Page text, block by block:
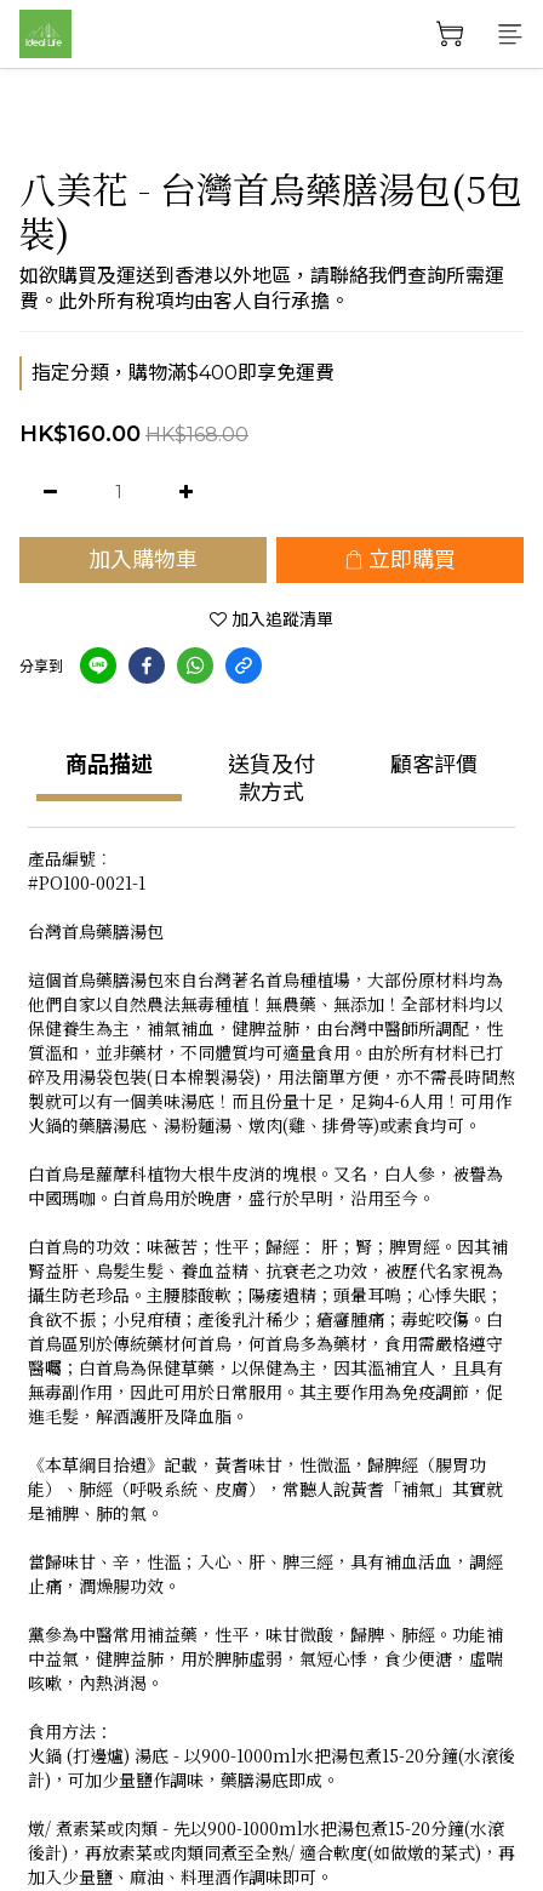
八美花 - 台灣首烏藥膳湯包(5包
裝)
如欲購買及運送到香港以外地區，請聯絡我們查詢所需運
費。此外所有稅項均由客人自行承擔。
指定分類，購物滿$400即享免運費
HK$160.00 HK$168.00
加入購物車 立即購買
加入追蹤清單
分享到
商品描述
送貨及付
款方式
顧客評價
產品編號︰
#PO100-0021-1
台灣首烏藥膳湯包
這個首烏藥膳湯包來自台灣著名首烏種植場，大部份原材料均為
他們自家以自然農法無毒種植！無農藥、無添加！全部材料均以
保健養生為主，補氣補血，健脾益肺，由台灣中醫師所調配，性
質溫和，並非藥材，不同體質均可適量食用。由於所有材料已打
碎及用湯袋包裝(日本棉製湯袋)，用法簡單方便，亦不需長時間熬
製就可以有一個美味湯底！而且份量十足，足夠4-6人用！可用作
火鍋的藥膳湯底、湯粉麵湯、燉肉(雞、排骨等)或素食均可。
白首烏是蘿藦科植物大根牛皮消的塊根。又名，白人參，被譽為
中國瑪咖。白首烏用於晚唐，盛行於早明，沿用至今。
白首烏的功效：味薇苦；性平；歸經： 肝；腎；脾胃經。因其補
腎益肝、烏髮生髮、養血益精、抗衰老之功效，被歷代名家視為
攝生防老珍品。主腰膝酸軟；陽痿遺精；頭暈耳鳴；心悸失眠；
食欲不振；小兒疳積；產後乳汁稀少；瘡癰腫痛；毒蛇咬傷。白
首烏區別於傳統藥材何首烏，何首烏多為藥材，食用需嚴格遵守
醫囑；白首烏為保健草藥，以保健為主，因其溫補宜人，且具有
無毒副作用，因此可用於日常服用。其主要作用為免疫調節，促
進毛髮，解酒護肝及降血脂。
《本草綱目拾遺》記載，黃耆味甘，性微溫，歸脾經（腸胃功
能）、肺經（呼吸系統、皮膚），常聽人說黃耆「補氣」其實就
是補脾、肺的氣。
當歸味甘、辛，性溫；入心、肝、脾三經，具有補血活血，調經
止痛，潤燥腸功效。
黨參為中醫常用補益藥，性平，味甘微酸，歸脾、肺經。功能補
中益氣，健脾益肺，用於脾肺虛弱，氣短心悸，食少便溏，虛喘
咳嗽，內熱消渴。
食用方法：
火鍋 (打邊爐) 湯底 - 以900-1000ml水把湯包煮15-20分鐘(水滾後
計)，可加少量鹽作調味，藥膳湯底即成。
燉/ 煮素菜或肉類 - 先以900-1000ml水把湯包煮15-20分鐘(水滾
後計)，再放素菜或肉類同煮至全熟/ 適合軟度(如做燉的菜式)，再
加入少量鹽、麻油、料理酒作調味即可。